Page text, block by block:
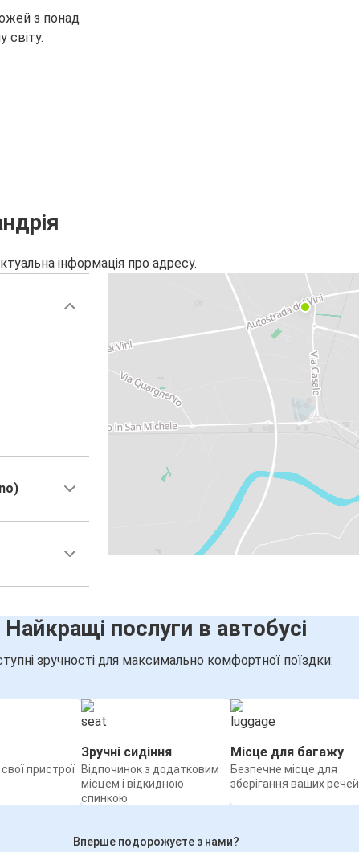
з понад
світу.
інформація про адресу.
Найкращі послуги в автобусі
зручності для максимально комфортної поїздки:
пристрої
Зручні сидіння
Відпочинок з додатковим
місцем і відкидною
спинкою
Місце для багажу
Безпечне місце для
зберігання ваших речей
Вперше подорожуєте з нами?